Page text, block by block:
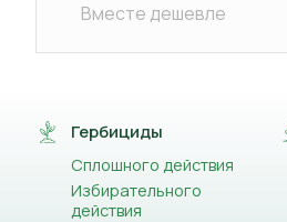
Вместе дешевле
Гербициды
Сплошного действия
Избирательного
действия